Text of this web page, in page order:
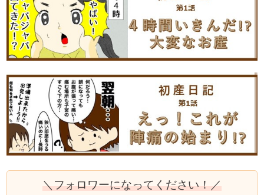
＼フォロワーになってください！／